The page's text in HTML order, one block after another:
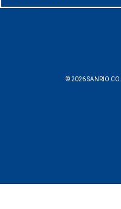
© 2026 SANRIO